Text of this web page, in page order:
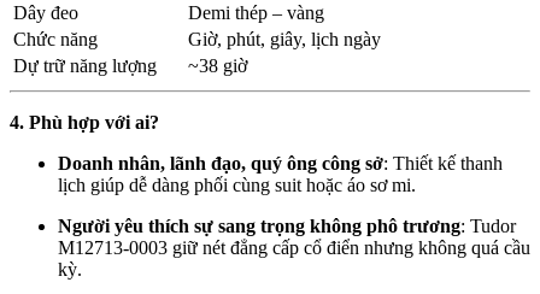
Dây đeo
Demi thép – vàng
Chức năng
Giờ, phút, giây, lịch ngày
Dự trữ năng lượng
~38 giờ
4. Phù hợp với ai?
Doanh nhân, lãnh đạo, quý ông công sở: Thiết kế thanh
lịch giúp dễ dàng phối cùng suit hoặc áo sơ mi.
Người yêu thích sự sang trọng không phô trương: Tudor
M12713-0003 giữ nét đẳng cấp cổ điển nhưng không quá cầu
kỳ.